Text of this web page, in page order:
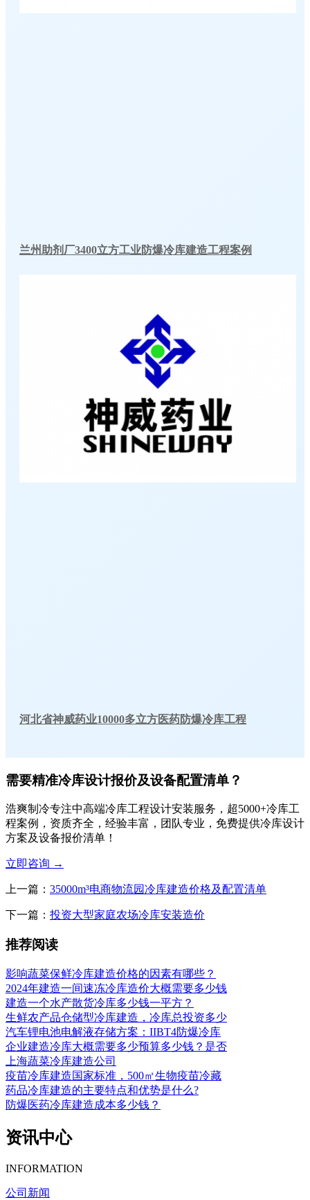
兰州助剂厂3400立方工业防爆冷库建造工程案例
河北省神威药业10000多立方医药防爆冷库工程
需要精准冷库设计报价及设备配置清单？
浩爽制冷专注中高端冷库工程设计安装服务，超5000+冷库工
程案例，资质齐全，经验丰富，团队专业，免费提供冷库设计
方案及设备报价清单！
立即咨询 →
上一篇： 35000m³电商物流园冷库建造价格及配置清单
下一篇： 投资大型家庭农场冷库安装造价
推荐阅读
影响蔬菜保鲜冷库建造价格的因素有哪些？
2024年建造一间速冻冷库造价大概需要多少钱
建造一个水产散货冷库多少钱一平方？
生鲜农产品仓储型冷库建造，冷库总投资多少
汽车锂电池电解液存储方案：IIBT4防爆冷库
企业建造冷库大概需要多少预算多少钱？是否
上海蔬菜冷库建造公司
疫苗冷库建造国家标准，500㎡生物疫苗冷藏
药品冷库建造的主要特点和优势是什么?
防爆医药冷库建造成本多少钱？
资讯中心
INFORMATION
公司新闻